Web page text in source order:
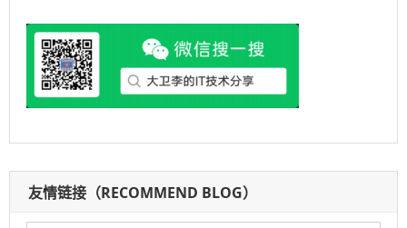
友情链接（RECOMMEND BLOG）